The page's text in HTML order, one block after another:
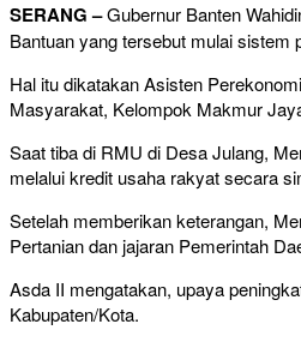
SERANG –Gubernur Banten
Bantuan yang tersebut mulai sistem
Hal itu dikatakan Asisten
Masyarakat, Kelompok Makmur
Saat tiba di RMU di Desa Julang,
melalui kredit usaha rakyat secara
Setelah memberikan keterangan,
Pertanian dan jajaran Pemerintah
Asda II mengatakan, upaya
Kabupaten/Kota.